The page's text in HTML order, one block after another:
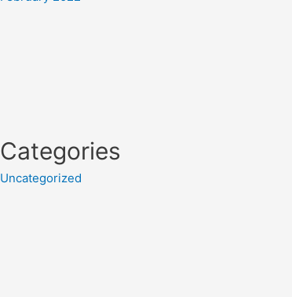
Categories
Uncategorized